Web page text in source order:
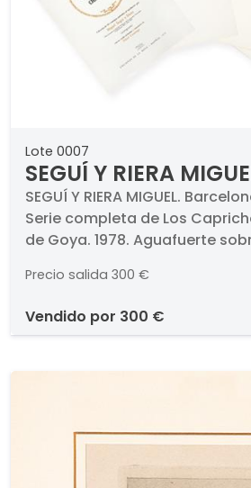
Lote 0007
SEGUÍ Y RIERA
completa de Los
Francisco de Goya
SEGUÍ Y RIERA MIGUEL.
Serie completa de Los
de Goya. 1978. Aguafuerte
Medidas 198 x 150 mm cada
220/250. . Edición
Aniversario de la muerte de D.
tres volúmenes.. Con estudio
Precio salida 300 €
vendido por 300 €